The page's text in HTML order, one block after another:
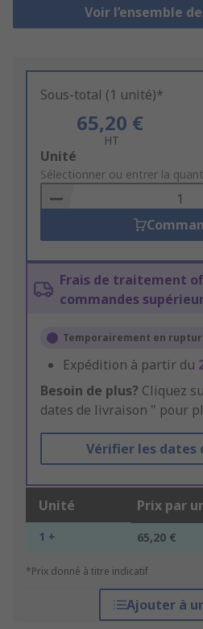
Voir l’ensemble
Sous-total (1 unité)*
65,20 €
HT
Add
to
Basket
Unité
Sélectionner ou entrer la
Frais de traitement
commandes
Temporairement en
Expédition à partir du
Besoin de plus? Cliquez
dates de livraison " pour
Vérifier les dates
Unité Prix par
1 + 65,20 €
*Prix donné à titre indicatif
Ajouter à